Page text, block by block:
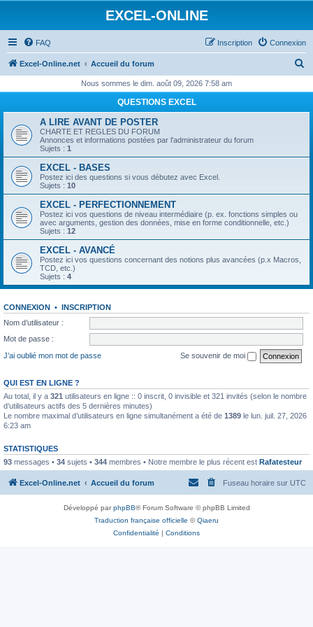
EXCEL-ONLINE
FAQ Connexion
Inscription
Excel-Online.net Accueil du forum
h
e
Nous sommes le dim. août 09, 2026 7:58 am
QUESTIONS EXCEL
A LIRE AVANT DE POSTER
CHARTE ET REGLES DU FORUM
Annonces et informations postées par l'administrateur du forum
Sujets : 1
EXCEL - BASES
Postez ici des questions si vous débutez avec Excel.
Sujets : 10
EXCEL - PERFECTIONNEMENT
Postez ici vos questions de niveau intermédiaire (p. ex. fonctions simples ou
avec arguments, gestion des données, mise en forme conditionnelle, etc.)
Sujets : 12
EXCEL - AVANCÉ
Postez ici vos questions concernant des notions plus avancées (p.x Macros,
TCD, etc.)
Sujets : 4
CONNEXION • INSCRIPTION
Nom d’utilisateur :
Mot de passe :
J’ai oublié mon mot de passe
Se souvenir de moi
QUI EST EN LIGNE ?
Au total, il y a 321 utilisateurs en ligne :: 0 inscrit, 0 invisible et 321 invités (selon le nombre
d’utilisateurs actifs des 5 dernières minutes)
Le nombre maximal d’utilisateurs en ligne simultanément a été de 1389 le lun. juil. 27, 2026
6:23 am
STATISTIQUES
93 messages • 34 sujets • 344 membres • Notre membre le plus récent est Rafatesteur
Excel-Online.net Accueil du forum Fuseau horaire sur UTC
Développé parphpBB® Forum Software © phpBB Limited
Traduction française officielle ©Qiaeru
Confidentialité | Conditions